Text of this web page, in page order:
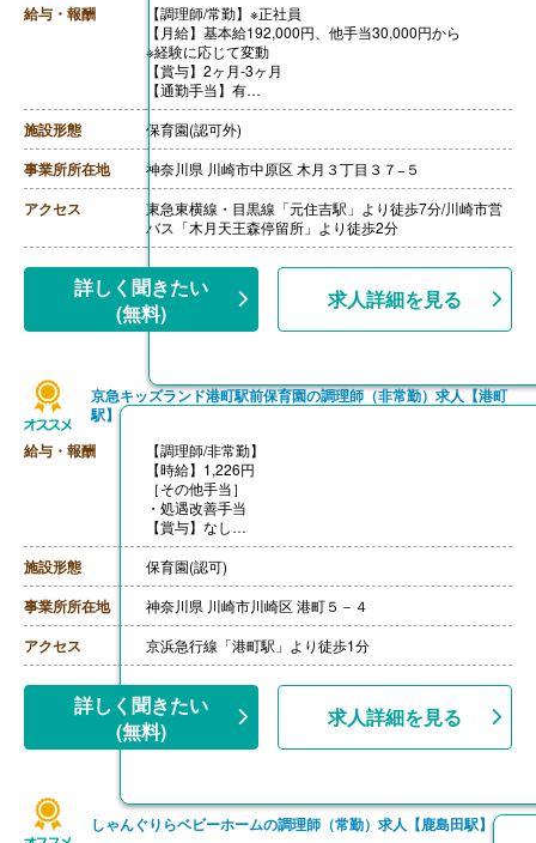
給与・報酬
【調理師/常勤】※正社員
【月給】基本給192,000円、他手当30,000円から
※経験に応じて変動
【賞与】2ヶ月-3ヶ月
【通勤手当】有
【昇給】年1回
【退職金】あり※勤続1年以上
++++++++++++++++++++
【調理師/非常勤】
【時給】1,300円-
【賞与】なし
【通勤手当】あり
【退職金】なし
施設形態 保育園(認可外)
事業所所在地 神奈川県 川崎市中原区 木月３丁目３７−５
アクセス
東急東横線・目黒線「元住吉駅」より徒歩7分/川崎市営
バス「木月天王森停留所」より徒歩2分
詳しく聞きたい
(無料)
求人詳細を見る
京急キッズランド港町駅前保育園の調理師（非常勤）求人【港町
駅】
給与・報酬
【調理師/非常勤】
【時給】1,226円
［その他手当］
・処遇改善手当
【賞与】なし
【通勤手当】あり（上限150,000円/月）
【昇給】なし
【退職金】なし
施設形態 保育園(認可)
事業所所在地 神奈川県 川崎市川崎区 港町５－４
アクセス 京浜急行線「港町駅」より徒歩1分
詳しく聞きたい
(無料)
求人詳細を見る
しゃんぐりらベビーホームの調理師（常勤）求人【鹿島田駅】